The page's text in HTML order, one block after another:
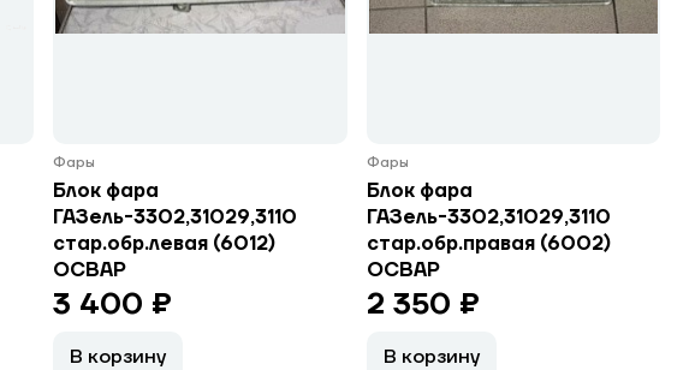
Фары
Блок фара
ГАЗель-3302,31029,3110
стар.обр.левая (6012)
ОСВАР
3 400 ₽
В корзину
Фары
Блок фара
ГАЗель-3302,31029,3110
стар.обр.правая (6002)
ОСВАР
2 350 ₽
В корзину